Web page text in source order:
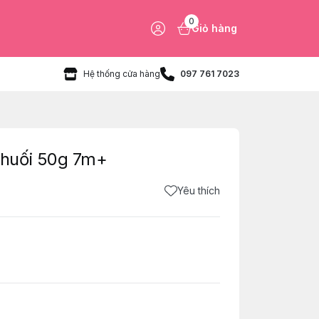
0
Giỏ hàng
Hệ thống cửa hàng 097 761 7023
50g 7m+
Yêu thích